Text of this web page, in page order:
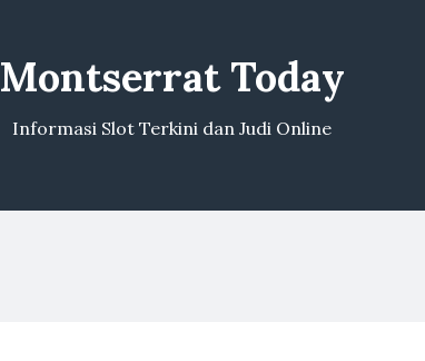
Montserrat Today
Informasi Slot Terkini dan Judi Online